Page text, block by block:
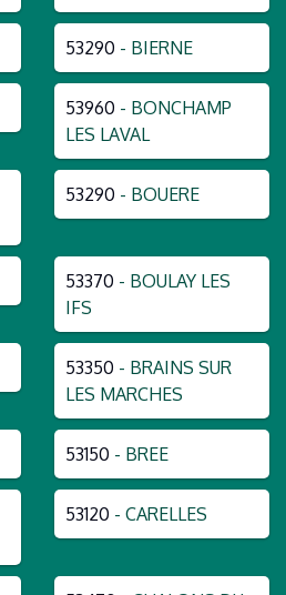
53290 - BIERNE
53960 - BONCHAMP
LES LAVAL
53290 - BOUERE
53370 - BOULAY LES
IFS
53350 - BRAINS SUR
LES MARCHES
53150 - BREE
53120 - CARELLES